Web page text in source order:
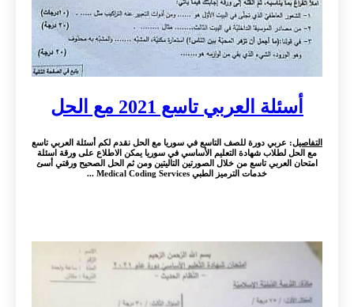
أسئلة العربي تاسع 2021 مع الحل
التفاصيل: عربي دورة للصف التاسع في سوريا مع الحل نقدم لكم أسئلة العربي تاسع
مع الحل لطلاب شهادة التعليم الأساسي في سوريا يمكن الاطلاع على ورقة اسئلة
امتحان العربي تاسع من خلال الصورتين التاليتين ومن ثم الحل الصحيح ورقتي أسئ
خدمات الترميز الطبي Medical Coding Services ...